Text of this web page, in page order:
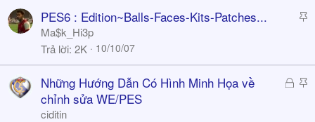
yS
c
k
PES6 : Edition~Balls-Faces-Kits-Patches...
Ma$k_Hi3p
Trả lời 2K 10/10/07
Đ S
Những Hướng Dẫn Có Hình Minh Họa về
chỉnh sửa WE/PES
ciditin